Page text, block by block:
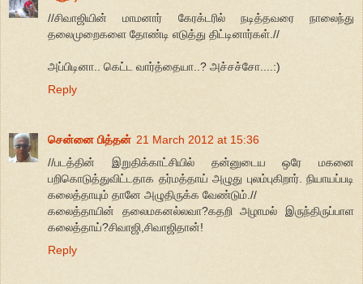
//சிவாஜியின் மாமனார் கேரக்டரில் நடித்தவரை நாலைந்து
தலைமுறைகளை தோண்டி எடுத்து திட்டினார்கள்.//
அப்பிடினா.. கெட்ட வார்த்தையா..? அச்சச்சோ....:)
Reply
சென்னை பித்தன் 21 March 2012 at 15:36
//படத்தின் இறுதிக்காட்சியில் தன்னுடைய ஒரே மகனை
பறிகொடுத்துவிட்டதாக தர்மத்தாய் அழுது புலம்புகிறார். நியாயப்படி
கலைத்தாயும் தானே அழுதிருக்க வேண்டும்.//
கலைத்தாயின் தலைமகனல்லவா?கதறி அழாமல் இருந்திருப்பாள
கலைத்தாய்?சிவாஜி,சிவாஜிதான்!
Reply